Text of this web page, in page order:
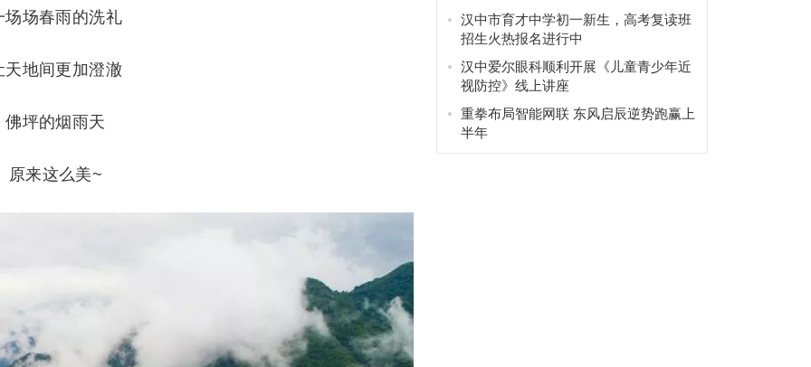
场场春雨的洗礼
天地间更加澄澈
佛坪的烟雨天
原来这么美~
汉中市育才中学初一新生，高考复读班
招生火热报名进行中
汉中爱尔眼科顺利开展《儿童青少年近
视防控》线上讲座
重拳布局智能网联 东风启辰逆势跑赢上
半年